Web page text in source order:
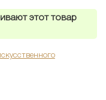
этот товар